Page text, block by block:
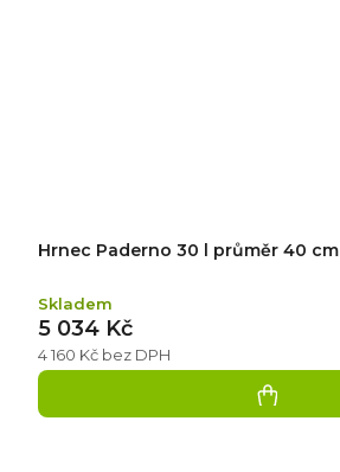
Hrnec Paderno 30 l průměr 40 cm
Skladem
4 160 Kč bez DPH
5 034 Kč